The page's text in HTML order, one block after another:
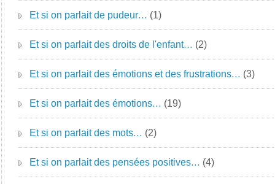
Et si on parlait de pudeur… (1)
Et si on parlait des droits de l'enfant… (2)
Et si on parlait des émotions et des frustrations… (3)
Et si on parlait des émotions… (19)
Et si on parlait des mots… (2)
Et si on parlait des pensées positives… (4)